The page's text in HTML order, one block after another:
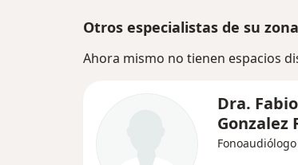
Otros especialistas de su zona
Ahora mismo no tienen espacios
Dra.
Gonzalez
Fonoaudiólogo